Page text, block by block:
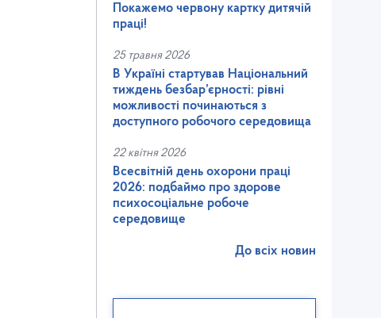
Покажемо червону картку дитячій
праці!
25 травня 2026
В Україні стартував Національний
тиждень безбар’єрності: рівні
можливості починаються з
доступного робочого середовища
22 квітня 2026
Всесвітній день охорони праці
2026: подбаймо про здорове
психосоціальне робоче
середовище
До всіх новин